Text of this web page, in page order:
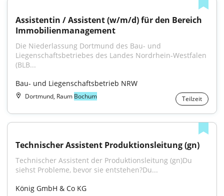
Assistentin / Assistent (w/m/d) für den Bereich
Immobilienmanagement
Die Niederlassung Dortmund des Bau- und
Liegenschafts­betriebes des Landes Nordrhein‑Westfalen
(BLB...
Bau- und Liegenschaftsbetrieb NRW
Dortmund, Raum Bochum Teilzeit
Technischer Assistent Produktionsleitung (gn)
Technischer Assistent der Produktionsleitung (gn)Du
siehst Probleme, bevor sie entstehen?Du...
König GmbH & Co KG